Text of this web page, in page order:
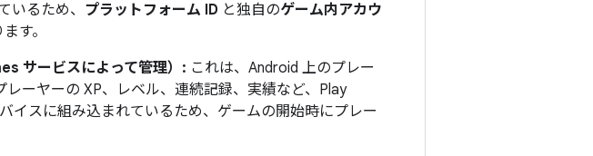
いるため、 プラットフォーム ID と独自のゲーム内アカウ
す。
サービスによって管理）: これは、Android 上のプレー
ーヤーの XP、レベル、連続記録、実績など、Play
イスに組み込まれているため、ゲームの開始時にプレー